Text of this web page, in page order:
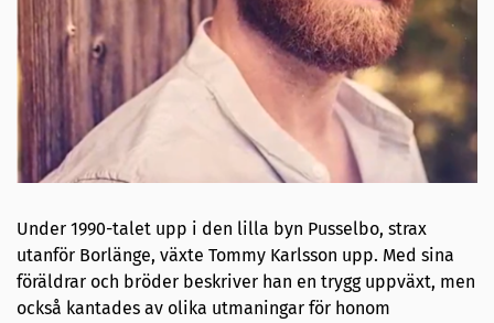
Under 1990-talet upp i den lilla byn Pusselbo, strax
utanför Borlänge, växte Tommy Karlsson upp. Med sina
föräldrar och bröder beskriver han en trygg uppväxt, men
också kantades av olika utmaningar för honom